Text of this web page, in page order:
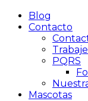
Blog
Contacto
PQRS
Mascotas